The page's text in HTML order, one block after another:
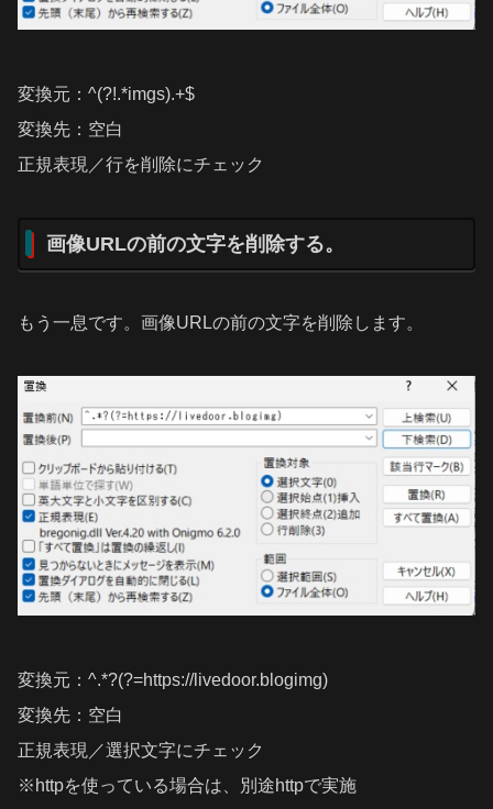
変換元：^(?!.*imgs).+$
変換先：空白
正規表現／行を削除にチェック
画像URLの前の文字を削除する。
もう一息です。画像URLの前の文字を削除します。
変換元：^.*?(?=https://livedoor.blogimg)
変換先：空白
正規表現／選択文字にチェック
※httpを使っている場合は、別途httpで実施